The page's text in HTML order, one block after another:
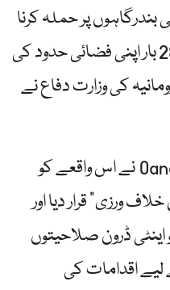
پر حملہ کرنا
شروع کیا ہے، روسی ڈرونز نے 28 بار اپنی فضائی حدود کی
کی وزارت دفاع نے
رومانیہ کی وزیر خارجہ Oana Toiu نے اس واقعے کو
ورزی” قرار دیا اور
اینٹی ڈرون صلاحیتوں
اقدامات کی